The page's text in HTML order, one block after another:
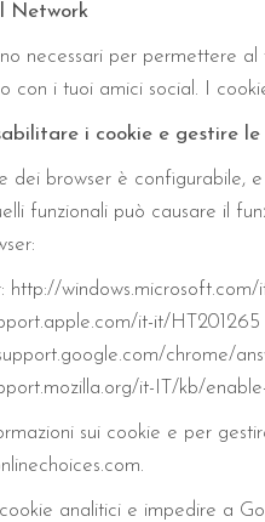
Network
necessari per permettere
con i tuoi amici social. I
i cookie e gestire
dei browser è configurabile,
funzionali può causare il
http://
it-it/HT201265
chrome/
it-IT/kb/
sui cookie e per
analitici e impedire a